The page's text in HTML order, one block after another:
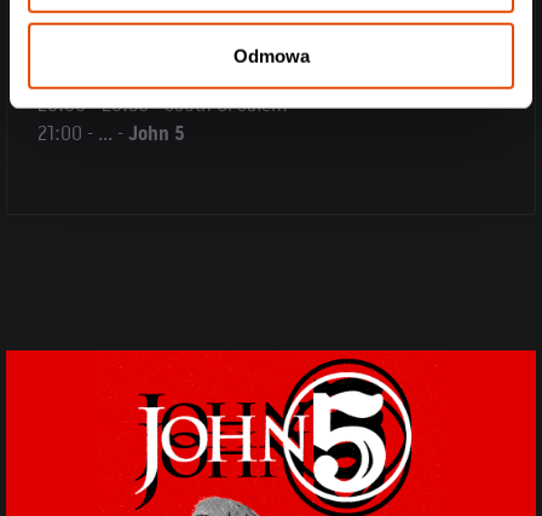
Odmowa
-
20:00 - 20:30 - South Of Salem
21:00 - ... -John 5